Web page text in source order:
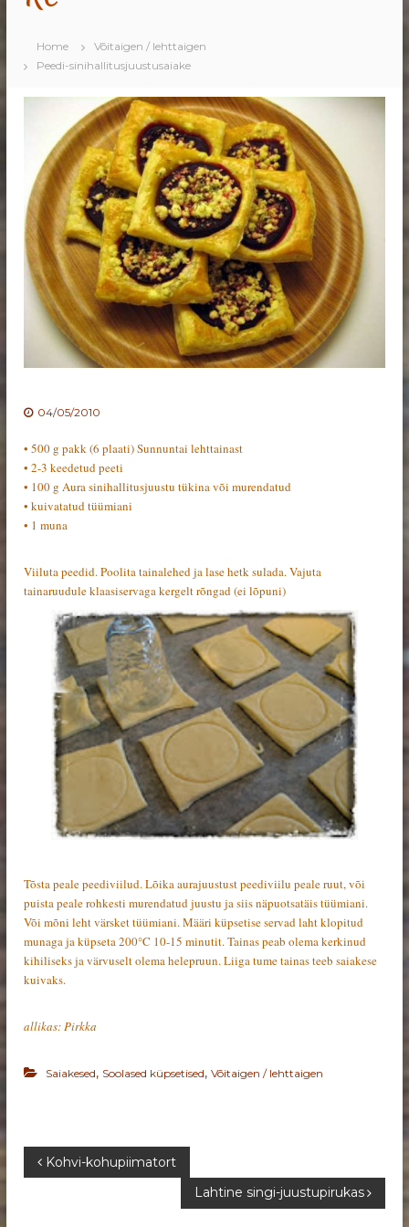
Home
Võitaigen / lehttaigen
Peedi-sinihallitusjuustusaiake
04/05/2010
• 500 g pakk (6 plaati) Sunnuntai lehttainast
• 2-3 keedetud peeti
• 100 g Aura sinihallitusjuustu tükina või murendatud
• kuivatatud tüümiani
• 1 muna
Viiluta peedid. Poolita tainalehed ja lase hetk sulada. Vajuta
tainaruudule klaasiservaga kergelt rõngad (ei lõpuni)
Tõsta peale peediviilud. Lõika aurajuustust peediviilu peale ruut, või
puista peale rohkesti murendatud juustu ja siis näpuotsatäis tüümiani.
Või mõni leht värsket tüümiani. Määri küpsetise servad laht klopitud
munaga ja küpseta 200°C 10-15 minutit. Tainas peab olema kerkinud
kihiliseks ja värvuselt olema helepruun. Liiga tume tainas teeb saiakese
kuivaks.
allikas: Pirkka
Saiakesed, Soolased küpsetised,Võitaigen / lehttaigen
N Kohvi-kohupiimatort
Lahtine singi-juustupirukas